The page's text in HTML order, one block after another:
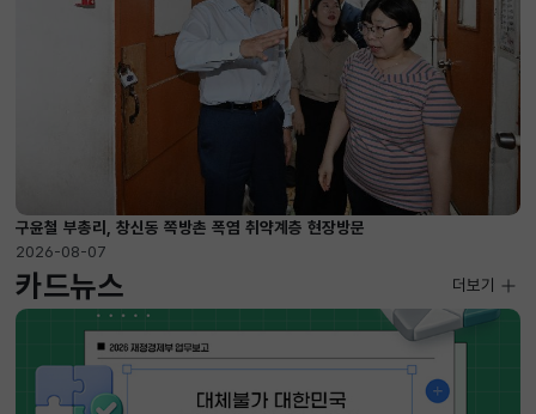
구윤철 부총리, 창신동 쪽방촌 폭염 취약계층 현장방문
2026-08-07
카드뉴스 더보기